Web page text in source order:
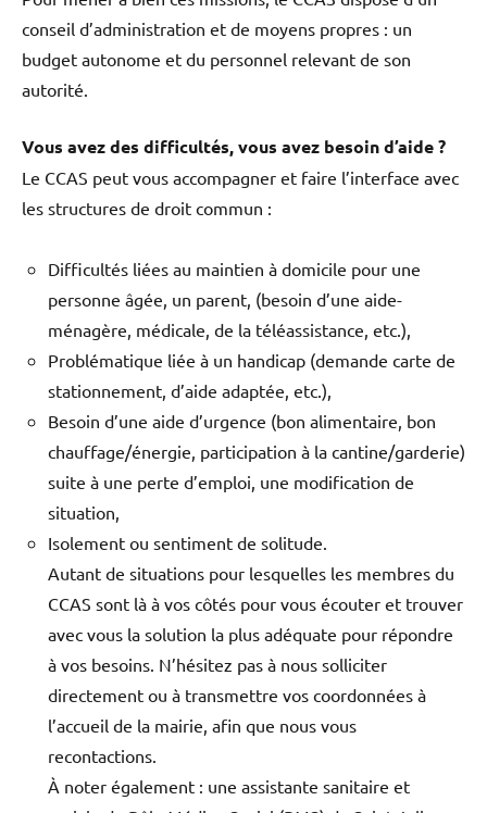
conseil d’administration et de moyens propres : un
budget autonome et du personnel relevant de son
autorité.
Vous avez des difficultés, vous avez besoin d’aide ?
Le CCAS peut vous accompagner et faire l’interface avec
les structures de droit commun :
Difficultés liées au maintien à domicile pour une
personne âgée, un parent, (besoin d’une aide-
ménagère, médicale, de la téléassistance, etc.),
Problématique liée à un handicap (demande carte de
stationnement, d’aide adaptée, etc.),
Besoin d’une aide d’urgence (bon alimentaire, bon
chauffage/énergie, participation à la cantine/garderie)
suite à une perte d’emploi, une modification de
situation,
Isolement ou sentiment de solitude.
Autant de situations pour lesquelles les membres du
CCAS sont là à vos côtés pour vous écouter et trouver
avec vous la solution la plus adéquate pour répondre
à vos besoins. N’hésitez pas à nous solliciter
directement ou à transmettre vos coordonnées à
l’accueil de la mairie, afin que nous vous
recontactions.
À noter également : une assistante sanitaire et